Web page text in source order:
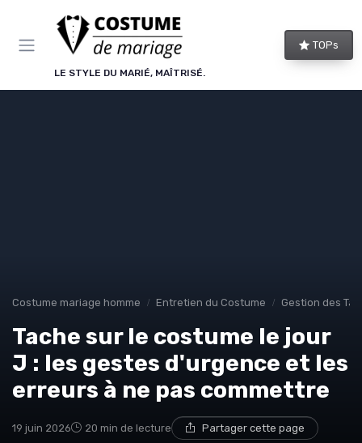
LE STYLE DU MARIÉ, MAÎTRISÉ.
TOPs
Costume mariage homme Entretien du Costume Gestion des
Tache sur le costume le jour
J : les gestes d'urgence et les
erreurs à ne pas commettre
19 juin 2026 20 min de lecture Partager cette page